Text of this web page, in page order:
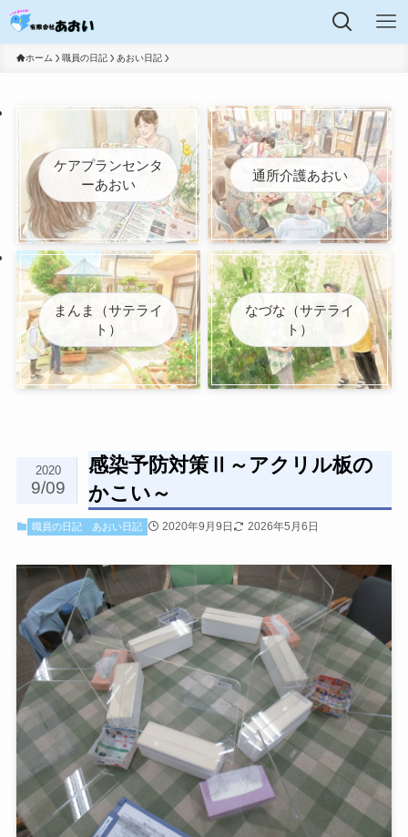
ホーム 職員の日記 あおい日記
ケアプランセンタ
ーあおい
通所介護あおい
まんま（サテライ
ト）
なづな（サテライ
ト）
感染予防対策Ⅱ～アクリル板の
かこい～
2020
9/09
職員の日記 あおい日記 2020年9月9日 2026年5月6日